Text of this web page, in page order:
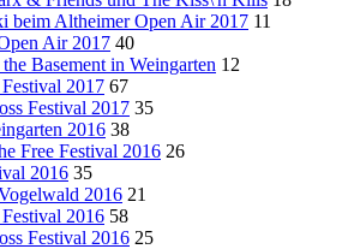
beim Altheimer Open Air 2017 11
Air 2017 40
Basement in Weingarten 12
2017 67
Festival 2017 35
2016 38
Free Festival 2016 26
2016 35
2016 21
2016 58
Festival 2016 25